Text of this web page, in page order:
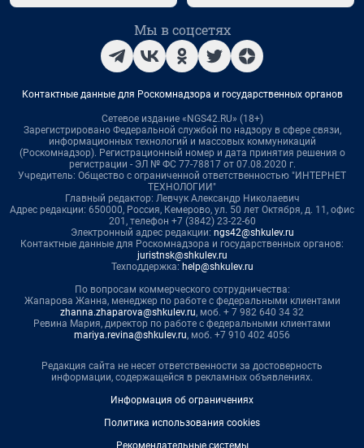
Мы в соцсетях
Контактные данные для Роскомнадзора и государственных органов
Сетевое издание «NGS42.RU» (18+)
Зарегистрировано Федеральной службой по надзору в сфере связи,
информационных технологий и массовых коммуникаций
(Роскомнадзор). Регистрационный номер и дата принятия решения о
регистрации - ЭЛ № ФС 77-78817 от 07.08.2020 г.
Учредитель: Общество с ограниченной ответственностью "ИНТЕРНЕТ
ТЕХНОЛОГИИ"
Главный редактор: Левчук Александр Николаевич
Адрес редакции: 650000, Россия, Кемерово, ул. 50 лет Октября, д. 11, офис
201, телефон +7 (3842) 23-22-60
Электронный адрес редакции: ngs42@shkulev.ru
Контактные данные для Роскомнадзора и государственных органов:
juristnsk@shkulev.ru
Техподдержка: help@shkulev.ru
По вопросам коммерческого сотрудничества:
Жапарова Жанна, менеджер по работе с федеральными клиентами
zhanna.zhaparova@shkulev.ru, моб. + 7 982 640 34 32
Ревина Мария, директор по работе с федеральными клиентами
mariya.revina@shkulev.ru, моб. +7 910 402 4056
Редакция сайта не несет ответственности за достоверность
информации, содержащейся в рекламных объявлениях.
Информация об ограничениях
Политика использования cookies